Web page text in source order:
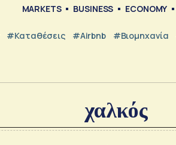
MARKETS BUSINESS ECONOMY
#Καταθέσεις #Airbnb #Βιομηχανία
χαλκός